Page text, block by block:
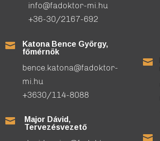
info@fadoktor-mi.hu
+36-30/2167-692

Katona Bence György,
főmérnök
bence.katona@fadoktor-
mi.hu
+3630/114-8088

Major Dávid,
Tervezésvezető

